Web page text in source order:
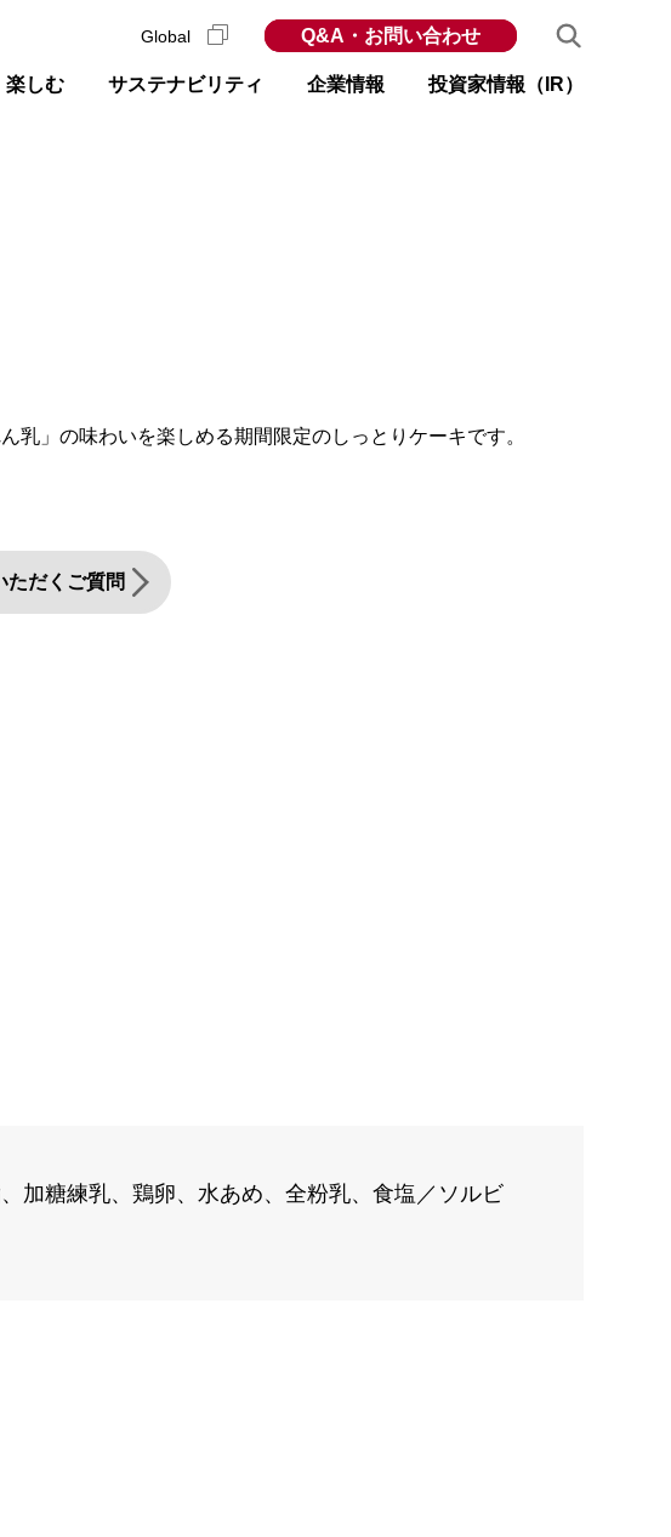
楽しむ サステナビリティ 企業情報 投資家情報（IR）
Global Q&A・お問い合わせ
乳」の味わいを楽しめる期間限定のしっとりケーキです。
ただくご質問
加糖練乳、鶏卵、水あめ、全粉乳、食塩／ソルビ